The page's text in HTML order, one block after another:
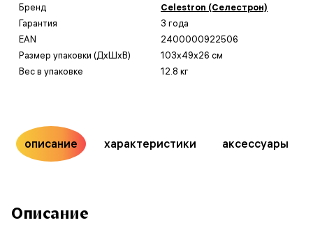
Бренд
Celestron (Селестрон)
Гарантия
3 года
EAN
2400000922506
Размер упаковки (ДxШxВ)
103x49x26 см
Вес в упаковке
12.8 кг
описание характеристики аксессуары
Описание